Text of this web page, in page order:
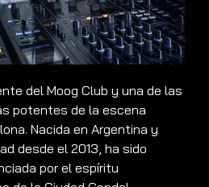
del Moog Club y una de las
potentes de la escena
Nacida en Argentina y
desde el 2013, ha sido
por el espíritu